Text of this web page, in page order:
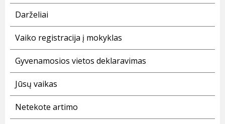
Darželiai
Vaiko registracija į mokyklas
Gyvenamosios vietos deklaravimas
Jūsų vaikas
Netekote artimo